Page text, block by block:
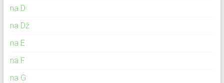
na D
na Dž
na E
na F
na G